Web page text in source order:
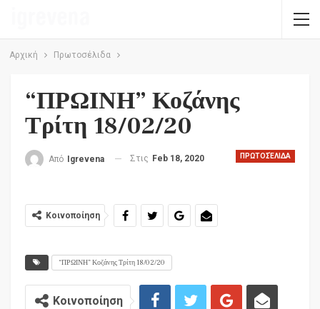
Αρχική Πρωτοσέλιδα
“ΠΡΩΙΝΗ” Κοζάνης
Τρίτη 18/02/20
ΠΡΩΤΟΣΈΛΙΔΑ
Από Igrevena Στις Feb 18, 2020
Κοινοποίηση
“ΠΡΩΙΝΗ” Κοζάνης Τρίτη 18/02/20
Κοινοποίηση